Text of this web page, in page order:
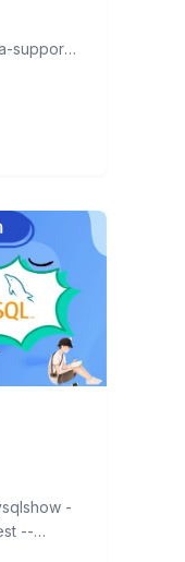
support-
将为冬季
--